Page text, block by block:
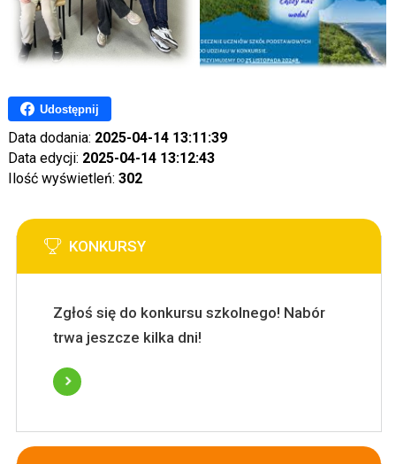
Udostępnij
Data dodania: 2025-04-14 13:11:39
Data edycji: 2025-04-14 13:12:43
Ilość wyświetleń: 302
KONKURSY
Zgłoś się do konkursu szkolnego! Nabór
trwa jeszcze kilka dni!